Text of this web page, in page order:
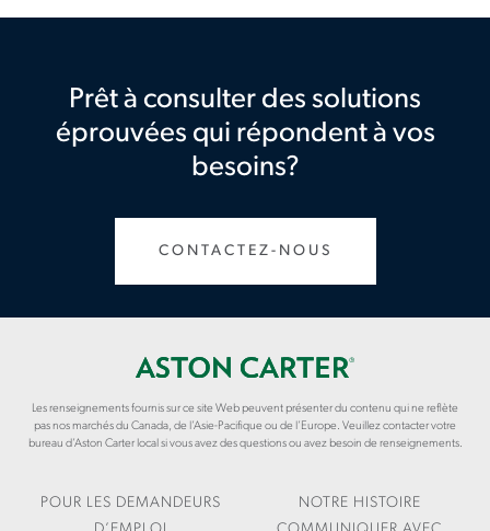
Prêt à consulter des solutions
éprouvées qui répondent à vos
besoins?
CONTACTEZ-NOUS
Les renseignements fournis sur ce site Web peuvent présenter du contenu qui ne reflète
pas nos marchés du Canada, de l’Asie-Pacifique ou de l’Europe. Veuillez contacter votre
bureau d’Aston Carter local si vous avez des questions ou avez besoin de renseignements.
POUR LES DEMANDEURS
NOTRE HISTOIRE